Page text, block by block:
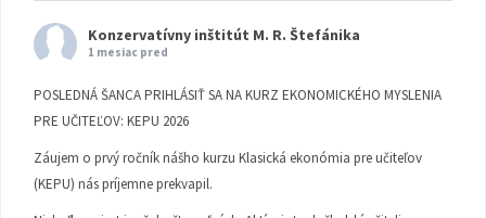
Konzervatívny inštitút M. R. Štefánika
1 mesiac pred
POSLEDNÁ ŠANCA PRIHLÁSIŤ SA NA KURZ EKONOMICKÉHO MYSLENIA
PRE UČITEĽOV: KEPU 2026
Záujem o prvý ročník nášho kurzu Klasická ekonómia pre učiteľov
(KEPU) nás príjemne prekvapil.